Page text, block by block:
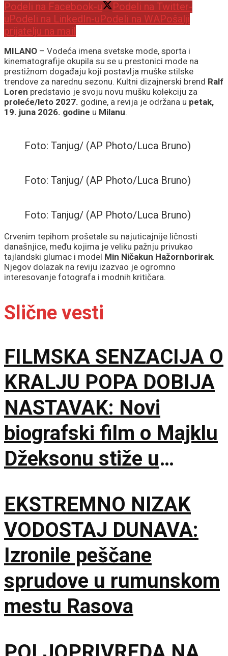
Podeli na Facebook-u
Podeli na Twitter-
u Podeli na LinkedIn-u Podeli na WAPošalji
prijatelju na mail
MILANO – Vodeća imena svetske mode, sporta i
kinematografije okupila su se u prestonici mode na
prestižnom događaju koji postavlja muške stilske
trendove za narednu sezonu. Kultni dizajnerski brend Ralf
Loren predstavio je svoju novu mušku kolekciju za
proleće/leto 2027. godine, a revija je održana u petak,
19. juna 2026. godine u Milanu.
Foto: Tanjug/ (AP Photo/Luca Bruno)
Foto: Tanjug/ (AP Photo/Luca Bruno)
Foto: Tanjug/ (AP Photo/Luca Bruno)
Crvenim tepihom prošetale su najuticajnije ličnosti
današnjice, među kojima je veliku pažnju privukao
tajlandski glumac i model Min Ničakun Hažornborirak.
Njegov dolazak na reviju izazvao je ogromno
interesovanje fotografa i modnih kritičara.
Slične vesti
FILMSKA SENZACIJA O
KRALJU POPA DOBIJA
NASTAVAK: Novi
biografski film o Majklu
Džeksonu stiže u
EKSTREMNO NIZAK
VODOSTAJ DUNAVA:
Izronile peščane
sprudove u rumunskom
mestu Rasova